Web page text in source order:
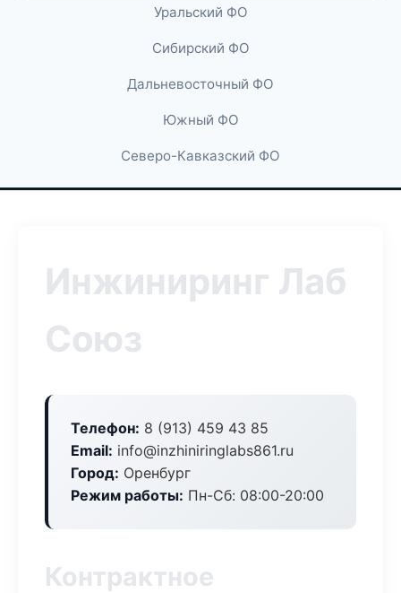
Уральский ФО
Сибирский ФО
Дальневосточный ФО
Южный ФО
Северо-Кавказский ФО
Инжиниринг Лаб
Союз
Телефон: 8 (913) 459 43 85
Email: info@inzhiniringlabs861.ru
Город: Оренбург
Режим работы: Пн-Сб: 08:00-20:00
Контрактное